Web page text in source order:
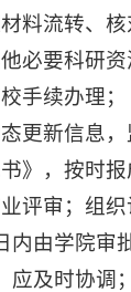
料流转、核
必要科研资
手续办理；
更新信息，
》，按时报
评审；组
内由学院审
及时协调